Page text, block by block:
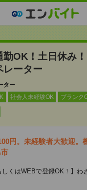
勤OK！土日休み
レーター
ター
社会人未経験OK ブランク
円。未経験者大歓迎。
しくはWEBで登録OK！】わ